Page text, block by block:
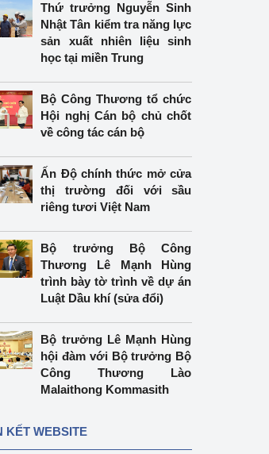
Thứ trưởng Nguyễn Sinh
Nhật Tân kiểm tra năng lực
sản xuất nhiên liệu sinh
học tại miền Trung
Bộ Công Thương tổ chức
Hội nghị Cán bộ chủ chốt
về công tác cán bộ
Ấn Độ chính thức mở cửa
thị trường đối với sầu
riêng tươi Việt Nam
Bộ trưởng Bộ Công
Thương Lê Mạnh Hùng
trình bày tờ trình về dự án
Luật Dầu khí (sửa đổi)
Bộ trưởng Lê Mạnh Hùng
hội đàm với Bộ trưởng Bộ
Công Thương Lào
Malaithong Kommasith
KẾT WEBSITE